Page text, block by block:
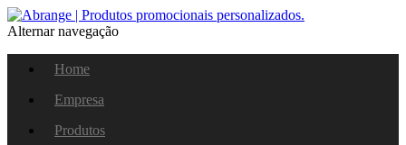
Alternar navegação
Home
Empresa
Produtos